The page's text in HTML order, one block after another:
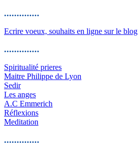
..............
Ecrire voeux, souhaits en ligne sur le blog
..............
Spiritualité prieres
Maitre Philippe de Lyon
Sedir
Les anges
A.C Emmerich
Réflexions
Meditation
..............